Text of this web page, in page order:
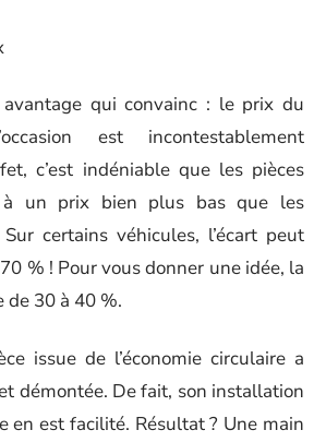
avantage qui convainc : le prix du
est incontestablement
c’est indéniable que les pièces
à un prix bien plus bas que les
certains véhicules, l’écart peut
% ! Pour vous donner une idée, la
de 30 à 40 %.
issue de l’économie circulaire a
démontée. De fait, son installation
en est facilité. Résultat ? Une main